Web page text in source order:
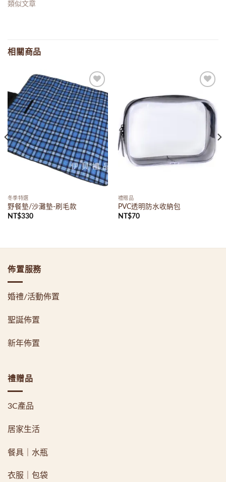
類似文章
相關商品
Add to
wishlist
冬季特選
野餐墊/沙灘墊-刷毛款
NT$330
wishlist
禮贈品
PVC透明防水收納包
NT$70
佈置服務
婚禮/活動佈置
聖誕佈置
新年佈置
禮贈品
3C產品
居家生活
餐具｜水瓶
衣服｜包袋